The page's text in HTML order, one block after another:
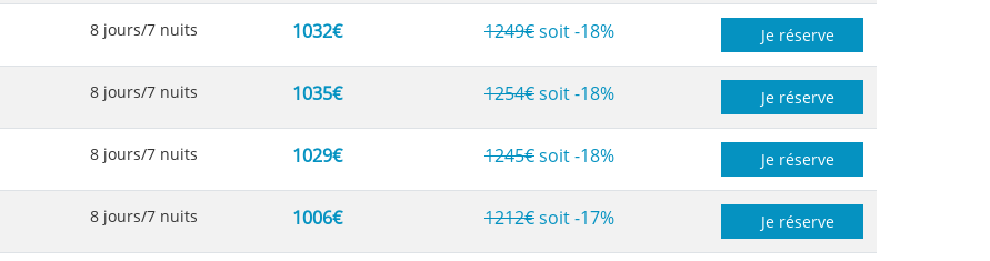
8 jours/7 nuits 1032€ 1249€soit -18% Je réserve
8 jours/7 nuits 1035€ 1254€soit -18% Je réserve
8 jours/7 nuits 1029€ 1245€soit -18% Je réserve
8 jours/7 nuits 1006€ 1212€soit -17% Je réserve